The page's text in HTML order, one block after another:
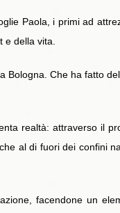
Paola, i primi ad
della vita.
Che ha fatto
realtà: attraverso il
al di fuori dei confini
facendone un